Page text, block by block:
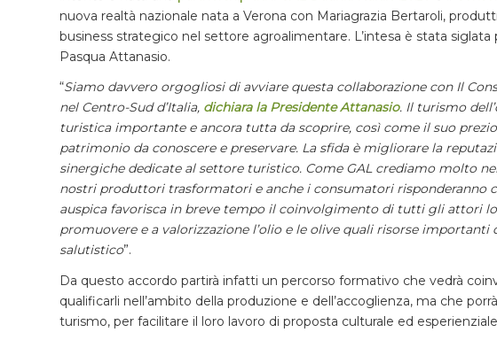
nuova realtà nazionale nata a Verona con Mariagrazia Bertaroli,
business strategico nel settore agroalimentare. L’intesa è stata siglata
Pasqua Attanasio.
“Siamo davvero orgogliosi di avviare questa collaborazione con Il
nel Centro-Sud d’Italia, dichiara la Presidente Attanasio. Il turismo
turistica importante e ancora tutta da scoprire, così come il suo
patrimonio da conoscere e preservare. La sfida è migliorare la
sinergiche dedicate al settore turistico. Come GAL crediamo molto
nostri produttori trasformatori e anche i consumatori risponderanno
auspica favorisca in breve tempo il coinvolgimento di tutti gli attori
promuovere e a valorizzazione l’olio e le olive quali risorse
salutistico”.
Da questo accordo partirà infatti un percorso formativo che vedrà
qualificarli nell’ambito della produzione e dell’accoglienza, ma che
turismo, per facilitare il loro lavoro di proposta culturale ed esperienziale